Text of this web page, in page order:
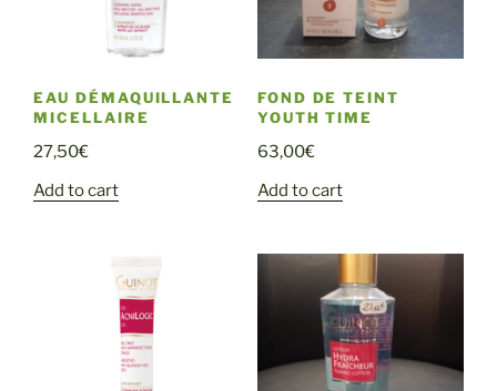
EAU DÉMAQUILLANTE
MICELLAIRE
27,50€
Add to cart
FOND DE TEINT
YOUTH TIME
63,00€
Add to cart